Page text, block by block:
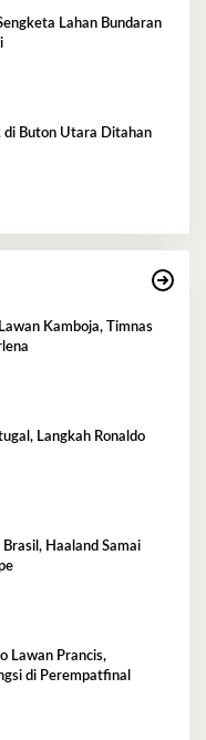
Lahan Bundaran
di Buton Utara Ditahan
Kamboja, Timnas
Langkah Ronaldo
Haaland Samai
Lawan Prancis,
di Perempatfinal